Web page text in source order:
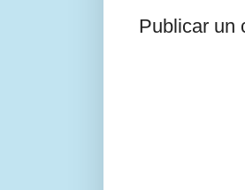
Publicar un